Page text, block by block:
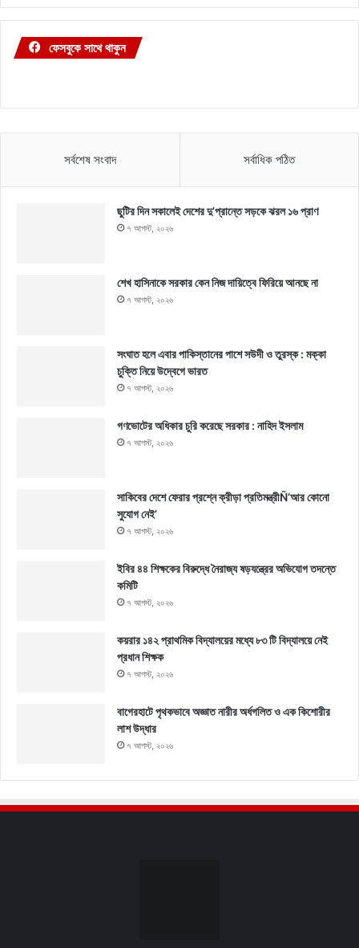
ফেসবুকে সাথে থাকুন
সর্বশেষ সংবাদ সর্বাধিক পঠিত
ছুটির দিন সকালেই দেশের দু’প্রান্তে সড়কে ঝরল ১৬ প্রাণ
৭ আগস্ট, ২০২৬
শেখ হাসিনাকে সরকার কেন নিজ দায়িত্বে ফিরিয়ে আনছে না
৭ আগস্ট, ২০২৬
সংঘাত হলে এবার পাকিস্তানের পাশে সউদী ও তুরস্ক : মক্কা
চুক্তি নিয়ে উদ্বেগে ভারত
৭ আগস্ট, ২০২৬
গণভোটের অধিকার চুরি করেছে সরকার : নাহিদ ইসলাম
৭ আগস্ট, ২০২৬
সাকিবের দেশে ফেরার প্রশ্নে ক্রীড়া প্রতিমন্ত্রীÑ‘আর কোনো
সুযোগ নেই’
৭ আগস্ট, ২০২৬
ইবির ৪৪ শিক্ষকের বিরুদ্ধে নৈরাজ্য ষড়যন্ত্রের অভিযোগ তদন্তে
কমিটি
৭ আগস্ট, ২০২৬
কয়রার ১৪২ প্রাথমিক বিদ্যালয়ের মধ্যে ৮৩ টি বিদ্যালয়ে নেই
প্রধান শিক্ষক
৭ আগস্ট, ২০২৬
বাগেরহাটে পৃথকভাবে অজ্ঞাত নারীর অর্ধগলিত ও এক কিশোরীর
লাশ উদ্ধার
৭ আগস্ট, ২০২৬